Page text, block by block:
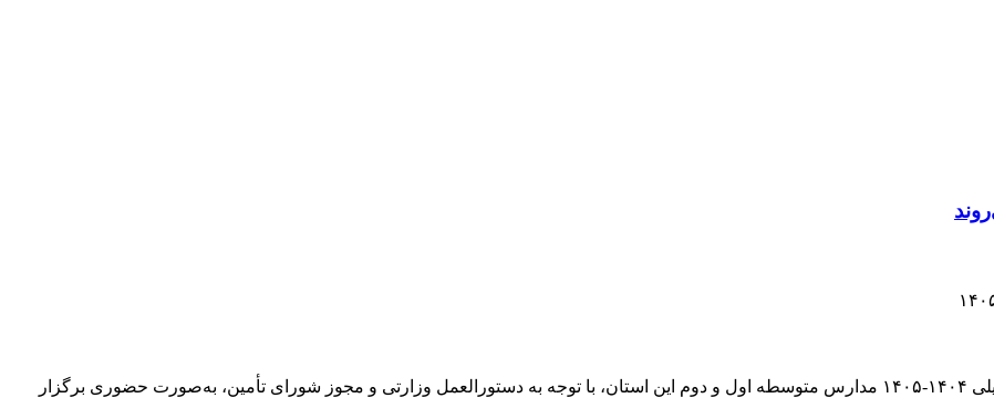
مدیرکل آموزش و پرورش البرز گفت: امتحانات نوبت دوم سال تحصیلی ۱۴۰۴-۱۴۰۵ مدارس متوسطه اول و دوم این استان، با توجه به دستورالعمل وزارتی و مجوز شورای تأمین، به‌صورت حضوری برگزار